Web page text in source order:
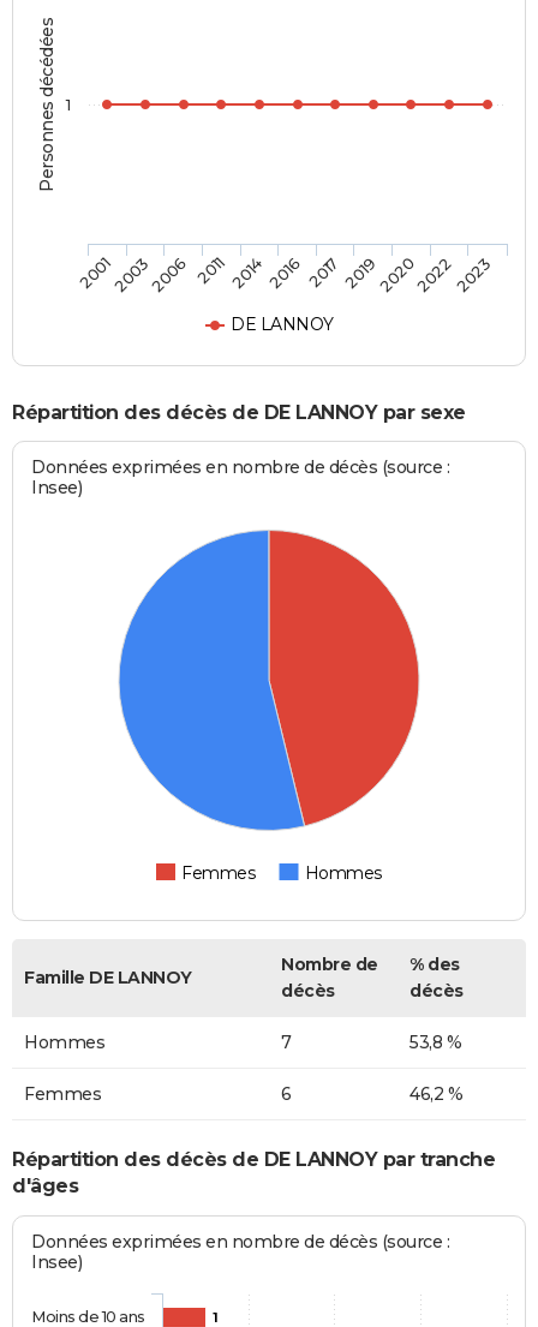
Personnes décédées
DE LANNOY
200120032006 201120142016 2017 2019202020222023
1
Répartition des décès de DE LANNOY par sexe
Données exprimées en nombre de décès (source :
Insee)
Femmes Hommes
Famille DE LANNOY
Nombre de
décès
% des
décès
Hommes 7 53,8 %
Femmes 6 46,2 %
Répartition des décès de DE LANNOY par tranche
d'âges
Données exprimées en nombre de décès (source :
Insee)
1
Moins de 10 ans